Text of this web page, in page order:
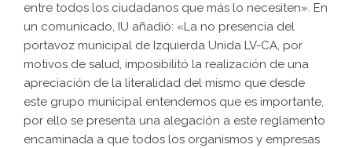
entre todos los ciudadanos que más lo necesiten». En
un comunicado, IU añadió: «La no presencia del
portavoz municipal de Izquierda Unida LV-CA, por
motivos de salud, imposibilitó la realización de una
apreciación de la literalidad del mismo que desde
este grupo municipal entendemos que es importante,
por ello se presenta una alegación a este reglamento
encaminada a que todos los organismos y empresas